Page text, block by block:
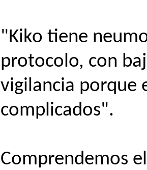
"Kiko tiene
protocolo, con
vigilancia porque
complicados".
Comprendemos